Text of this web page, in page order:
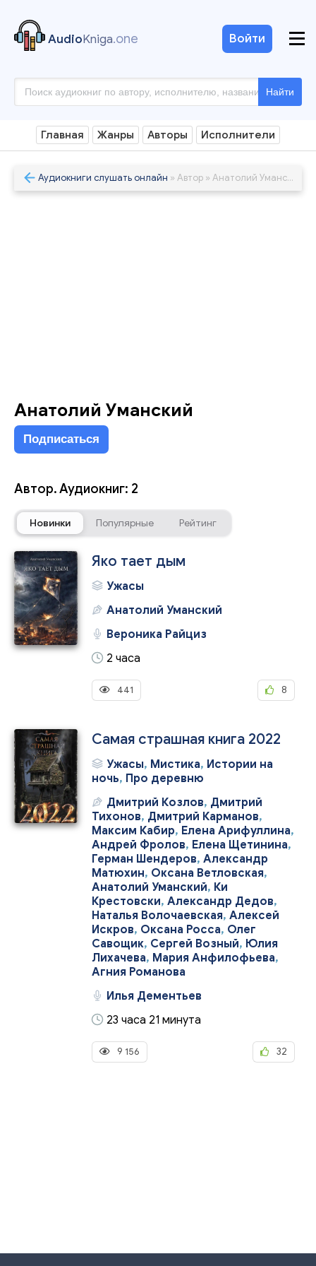
AudioKniga.one
Найти
Войти
Главная Жанры Авторы Исполнители
Аудиокниги слушать онлайн » Автор » Анатолий Уманский
Анатолий Уманский
Подписаться
Автор. Аудиокниг: 2
Новинки Популярные Рейтинг
Яко тает дым
Ужасы
Анатолий Уманский
Вероника Райциз
2 часа
441 8
Самая страшная книга 2022
Ужасы, Мистика, Истории на
ночь, Про деревню
Дмитрий Козлов, Дмитрий
Тихонов, Дмитрий Карманов,
Максим Кабир, Елена Арифуллина,
Андрей Фролов, Елена Щетинина,
Герман Шендеров, Александр
Матюхин, Оксана Ветловская,
Анатолий Уманский, Ки
Крестовски, Александр Дедов,
Наталья Волочаевская, Алексей
Искров, Оксана Росса, Олег
Савощик, Сергей Возный, Юлия
Лихачева, Мария Анфилофьева,
Агния Романова
Илья Дементьев
23 часа 21 минута
9 156 32